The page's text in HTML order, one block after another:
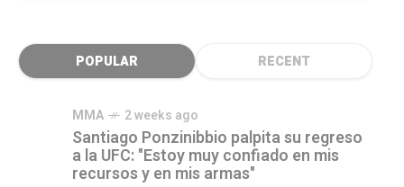
POPULAR RECENT
MMA 2 weeks ago
Santiago Ponzinibbio palpita su regreso
a la UFC: "Estoy muy confiado en mis
recursos y en mis armas"